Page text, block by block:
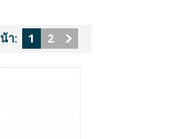
า: 1 2